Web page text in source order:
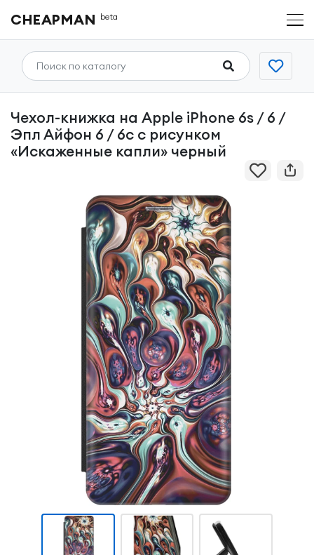
CHEAPMAN beta
Чехол-книжка на Apple iPhone 6s / 6 /
Эпл Айфон 6 / 6с с рисунком
«Искаженные капли» черный